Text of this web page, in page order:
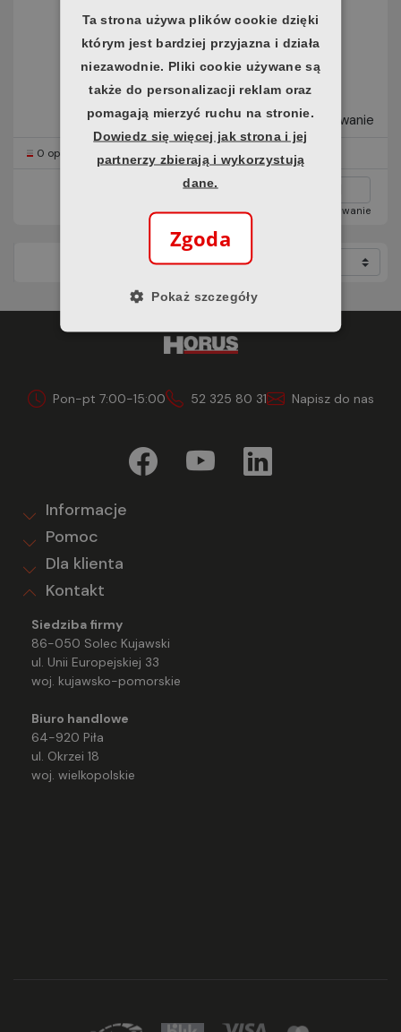
139,95 zł brutto / opakowanie
0 opakowanie Horus
opakowanie
/ 1
Pon-pt 7:00-15:00 52 325 80 31 Napisz do nas
Informacje
Pomoc
Dla klienta
Kontakt
Siedziba firmy
86-050 Solec Kujawski
ul. Unii Europejskiej 33
woj. kujawsko-pomorskie
Biuro handlowe
64-920 Piła
ul. Okrzei 18
woj. wielkopolskie
Ta strona używa plików cookie dzięki
którym jest bardziej przyjazna i działa
niezawodnie. Pliki cookie używane są
także do personalizacji reklam oraz
pomagają mierzyć ruchu na stronie.
Dowiedz się więcej jak strona i jej
partnerzy zbierają i wykorzystują
dane.
Zgoda
Pokaż szczegóły